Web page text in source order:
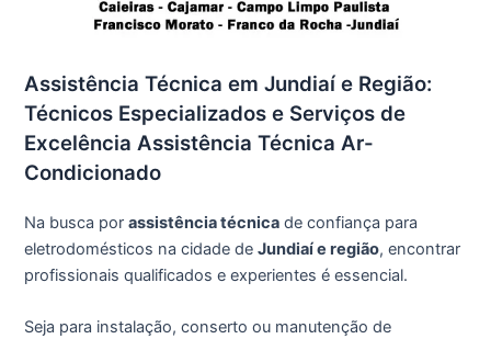
Assistência Técnica em Jundiaí e Região:
Técnicos Especializados e Serviços de
Excelência Assistência Técnica Ar-
Condicionado
Na busca porassistência técnica de confiança para
eletrodomésticos na cidade deJundiaí e região, encontrar
profissionais qualificados e experientes é essencial.
Seja para instalação, conserto ou manutenção de